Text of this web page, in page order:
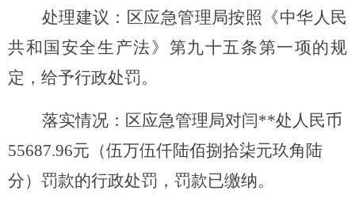
处理建议 ： 区应急管理局按照《中华人民
共和国安全生产法》第九十五条第一项的规
定，给予行政处罚。
落实情况： 区应急管理局对闫**处人民币
55687.96元（伍万伍仟陆佰捌拾柒元玖角陆
分）罚款的行政处罚，罚款已缴纳。